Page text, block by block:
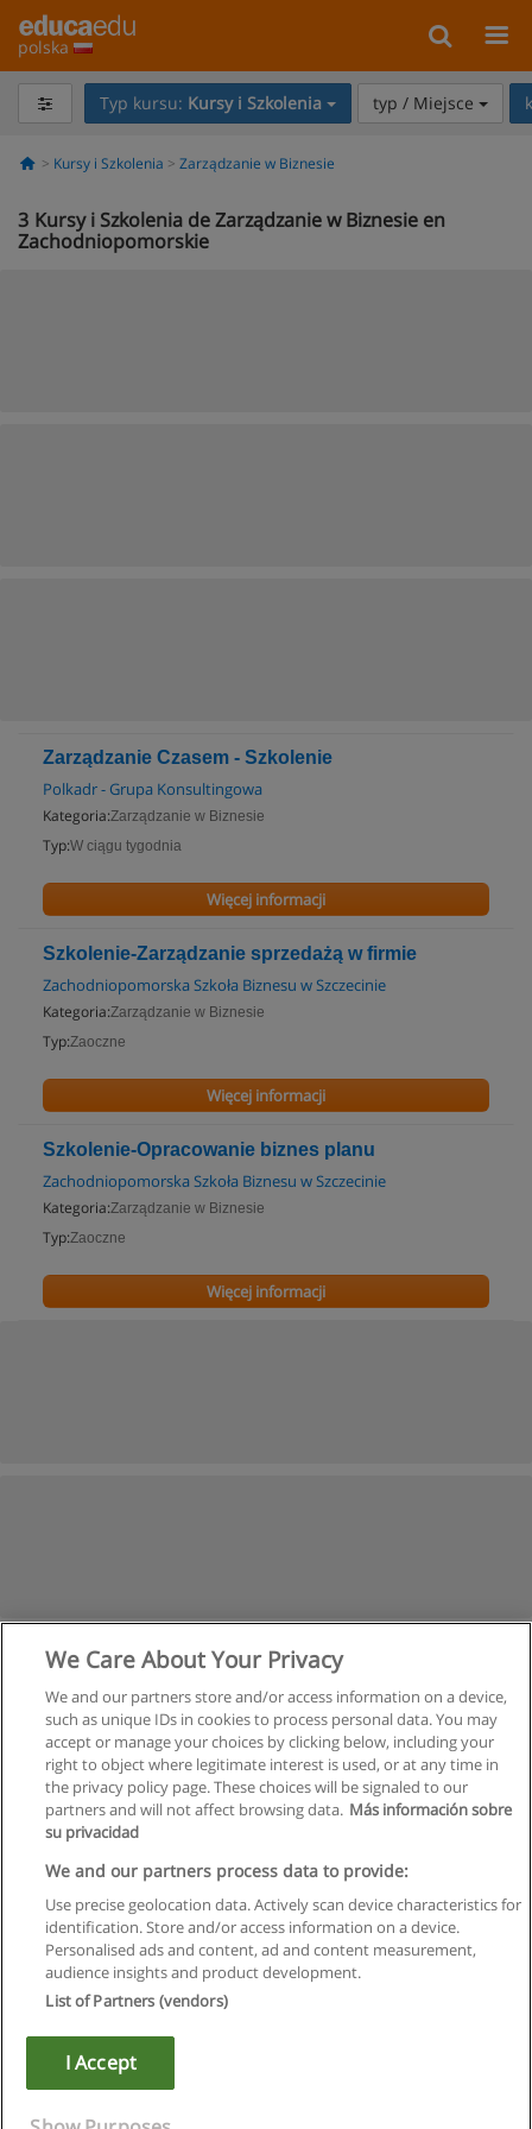
polska
Typ kursu: Kursy i Szkolenia typ / Miejsce
Kursy i Szkolenia Zarządzanie w Biznesie
3 Kursy i Szkolenia de Zarządzanie w Biznesie en
Zachodniopomorskie
Zarządzanie Czasem - Szkolenie
Polkadr - Grupa Konsultingowa
Kategoria:Zarządzanie w Biznesie
Typ:W ciągu tygodnia
Więcej informacji
Szkolenie-Zarządzanie sprzedażą w firmie
Zachodniopomorska Szkoła Biznesu w Szczecinie
Kategoria:Zarządzanie w Biznesie
Typ:Zaoczne
Więcej informacji
Szkolenie-Opracowanie biznes planu
Zachodniopomorska Szkoła Biznesu w Szczecinie
Kategoria:Zarządzanie w Biznesie
Typ:Zaoczne
Więcej informacji
Regulamin
Polityka ochrony danych osobowych
Kontakt z Educaedu
Copyright © Educaedu Business S.L. - CIF : B-95610580: -
We Care About Your Privacy
We and our partners store and/or access information on a device,
such as unique IDs in cookies to process personal data. You may
accept or manage your choices by clicking below, including your
right to object where legitimate interest is used, or at any time in
the privacy policy page. These choices will be signaled to our
partners and will not affect browsing data. Más información sobre
su privacidad
We and our partners process data to provide:
Use precise geolocation data. Actively scan device characteristics for
identification. Store and/or access information on a device.
Personalised ads and content, ad and content measurement,
audience insights and product development.
List of Partners (vendors)
I Accept